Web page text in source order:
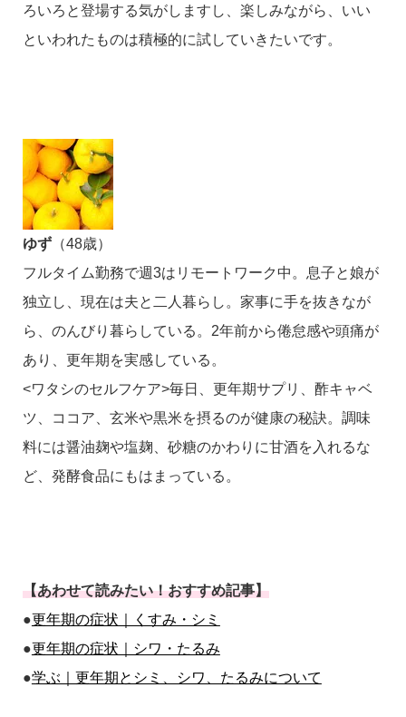
ろいろと登場する気がしますし、楽しみながら、いい
といわれたものは積極的に試していきたいです。
ゆず（48歳）
フルタイム勤務で週3はリモートワーク中。息子と娘が
独立し、現在は夫と二人暮らし。家事に手を抜きなが
ら、のんびり暮らしている。 2年前から倦怠感や頭痛が
あり、更年期を実感している。
<ワタシのセルフケア>毎日、更年期サプリ、酢キャベ
ツ、ココア、玄米や黒米を摂るのが健康の秘訣。調味
料には醤油麹や塩麹、砂糖のかわりに甘酒を入れるな
ど、発酵食品にもはまっている。
【あわせて読みたい！おすすめ記事】
●更年期の症状｜くすみ・シミ
●更年期の症状｜シワ・たるみ
●学ぶ｜更年期とシミ、シワ、たるみについて